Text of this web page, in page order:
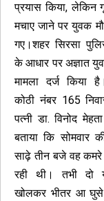
प्रयास किया, लेकिन
मचाए जाने पर युवक
गए।शहर सिरसा
के आधार पर अज्ञात
मामला दर्ज किया
कोठी नंबर 165
पत्नी डा. विनोद
बताया कि सोमवार
साढ़े तीन बजे वह कमरे
रही थी। तभी दो
खोलकर भीतर आ